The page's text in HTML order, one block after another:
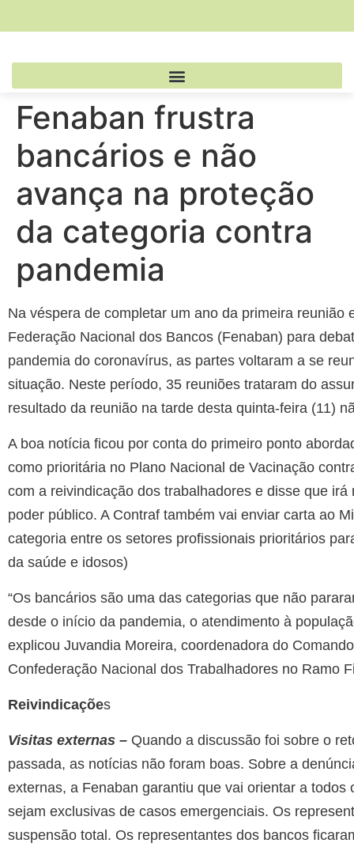
Fenaban frustra
bancários e não
avança na proteção
da categoria contra
pandemia
Na véspera de completar um ano da primeira
Federação Nacional dos Bancos (Fenaban) para
pandemia do coronavírus, as partes voltaram a se
situação. Neste período, 35 reuniões trataram do
resultado da reunião na tarde desta quinta-feira (11)
A boa notícia ficou por conta do primeiro ponto
como prioritária no Plano Nacional de Vacinação
com a reivindicação dos trabalhadores e disse que
poder público. A Contraf também vai enviar carta ao
categoria entre os setores profissionais prioritários
da saúde e idosos)
“Os bancários são uma das categorias que não
desde o início da pandemia, o atendimento à
explicou Juvandia Moreira, coordenadora do
Confederação Nacional dos Trabalhadores no Ramo
Reivindicações
Visitas externas – Quando a discussão foi sobre o
passada, as notícias não foram boas. Sobre a
externas, a Fenaban garantiu que vai orientar a
sejam exclusivas de casos emergenciais. Os
suspensão total. Os representantes dos bancos